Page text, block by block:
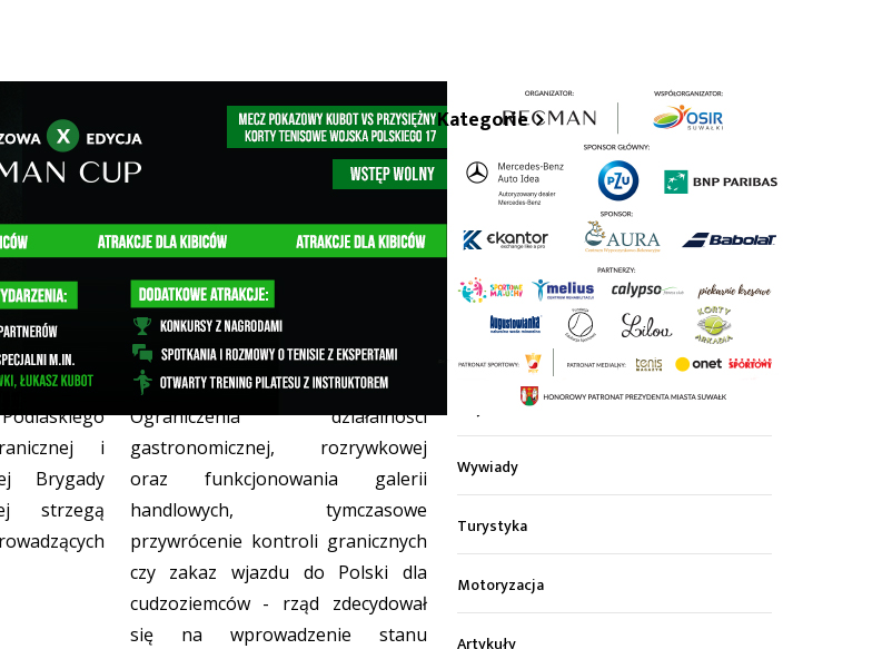
z Litwą
16/03/2020
z
i
Brygady
strzegą
W Polsce wprowadzono stan
zagrożenia epidemicznego
WIADOMOŚCI Z REGIONU 14/03/2020
Ograniczenia działalności
gastronomicznej, rozrywkowej
oraz funkcjonowania galerii
handlowych, tymczasowe
przywrócenie kontroli granicznych
czy zakaz wjazdu do Polski dla
cudzoziemców - rząd zdecydował
się na wprowadzenie stanu
Kategorie
Z życia miasta
Sport
Kultura
Wiadomości z regionu
Z życia szkół
Wywiady
Turystyka
Motoryzacja